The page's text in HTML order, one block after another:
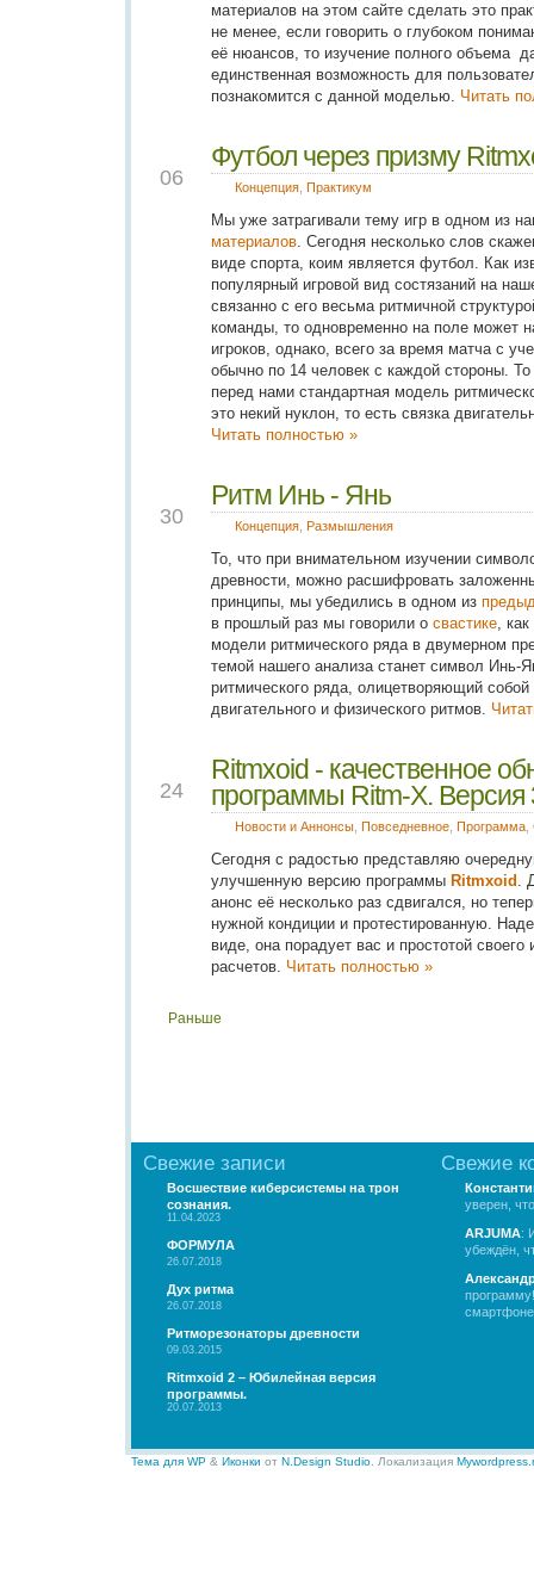
материалов на этом сайте сделать это
не менее, если говорить о глубоком
её нюансов, то изучение полного объема
единственная возможность для
познакомится с данной моделью. Читать
06
Футбол через призму
Концепция Практикум
Мы уже затрагивали тему игр в одном из
материалов. Сегодня несколько слов
виде спорта, коим является футбол. Как
популярный игровой вид состязаний на
связанно с его весьма ритмичной
команды, то одновременно на поле может
игроков, однако, всего за время матча с
обычно по 14 человек с каждой стороны.
перед нами стандартная модель
это некий нуклон, то есть связка
Читать полностью »
30
Ритм Инь - Янь
Концепция Размышления
То, что при внимательном изучении
древности, можно расшифровать
принципы, мы убедились в одном из
в прошлый раз мы говорили о свастике,
модели ритмического ряда в двумерном
темой нашего анализа станет символ Инь-
ритмического ряда, олицетворяющий собой
двигательного и физического ритмов.
24
Ritmxoid - качественное
программы Ritm-X. Версия
Новости и Аннонсы Повседневное Программа
Сегодня с радостью представляю
улучшенную версию программы Ritmxoid .
анонс её несколько раз сдвигался, но
нужной кондиции и протестированную.
виде, она порадует вас и простотой
расчетов. Читать полностью »
Раньше
Свежие записи
Восшествие киберсистемы на трон
сознания.
11.04.2023
ФОРМУЛА
26.07.2018
Дух ритма
26.07.2018
Ритморезонаторы древности
09.03.2015
Ritmxoid 2 – Юбилейная версия
программы.
20.07.2013
Свежие
уверен,
ARJUMA:
убеждён,
Тема для WP & Иконки от N.Design Studio . Локализация